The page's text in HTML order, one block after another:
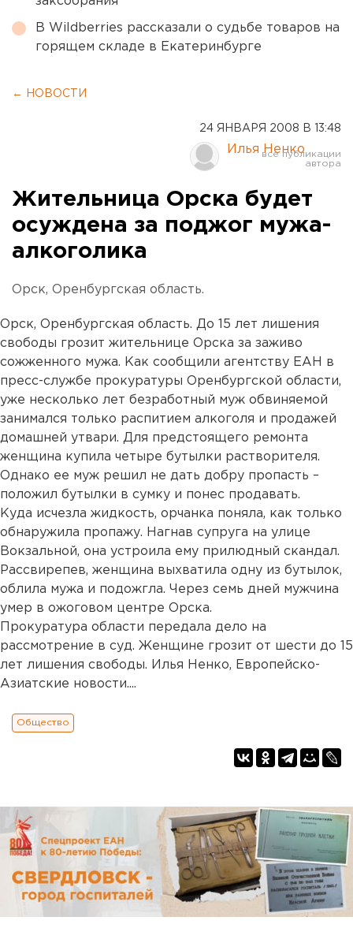
В Wildberries рассказали о судьбе товаров на
горящем складе в Екатеринбурге
← НОВОСТИ
24 ЯНВАРЯ 2008 В 13:48
Илья Ненко
Жительница Орска будет
осуждена за поджог мужа-
алкоголика
Орск, Оренбургская область.
Орск, Оренбургская область. До 15 лет лишения
свободы грозит жительнице Орска за заживо
сожженного мужа. Как сообщили агентству ЕАН в
пресс-службе прокуратуры Оренбургской области,
уже несколько лет безработный муж обвиняемой
занимался только распитием алкоголя и продажей
домашней утвари. Для предстоящего ремонта
женщина купила четыре бутылки растворителя.
Однако ее муж решил не дать добру пропасть –
положил бутылки в сумку и понес продавать.
Куда исчезла жидкость, орчанка поняла, как только
обнаружила пропажу. Нагнав супруга на улице
Вокзальной, она устроила ему прилюдный скандал.
Рассвирепев, женщина выхватила одну из бутылок,
облила мужа и подожгла. Через семь дней мужчина
умер в ожоговом центре Орска.
Прокуратура области передала дело на
рассмотрение в суд. Женщине грозит от шести до 15
лет лишения свободы. Илья Ненко, Европейско-
Азиатские новости....
Общество